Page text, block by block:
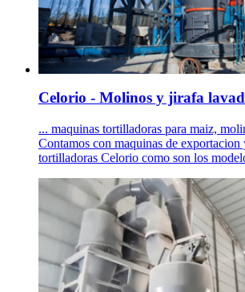
Celorio - Molinos y jirafa
... maquinas tortilladoras para maiz,
Contamos con maquinas de exportacion
tortilladoras Celorio como son los